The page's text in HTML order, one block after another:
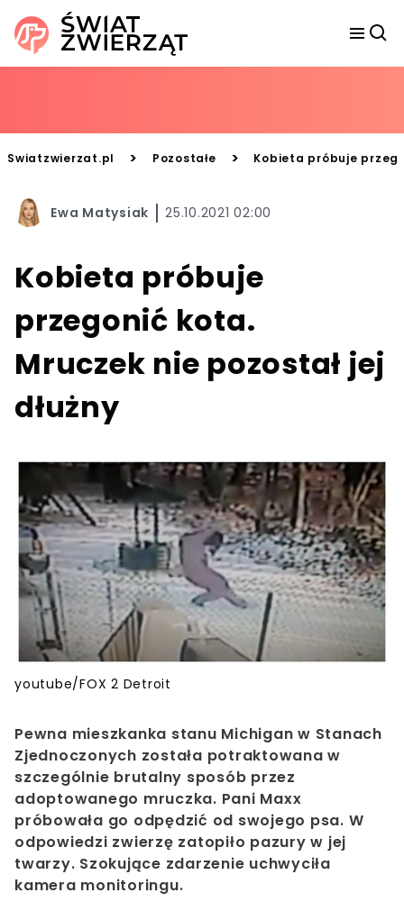
Swiatzwierzat.pl > Pozostałe > Kobieta próbuje
Ewa Matysiak 25.10.2021 02:00
Kobieta próbuje
przegonić kota.
Mruczek nie pozostał jej
dłużny
youtube/FOX 2 Detroit
Pewna mieszkanka stanu Michigan w Stanach
Zjednoczonych została potraktowana w
szczególnie brutalny sposób przez
adoptowanego mruczka. Pani Maxx
próbowała go odpędzić od swojego psa. W
odpowiedzi zwierzę zatopiło pazury w jej
twarzy. Szokujące zdarzenie uchwyciła
kamera monitoringu.